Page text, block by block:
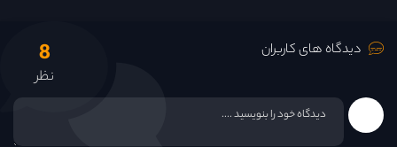
دیدگاه های کاربران 8
نظر